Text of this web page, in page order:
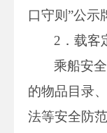
口守则”公示
2．载客
乘船安
的物品目录
法等安全防